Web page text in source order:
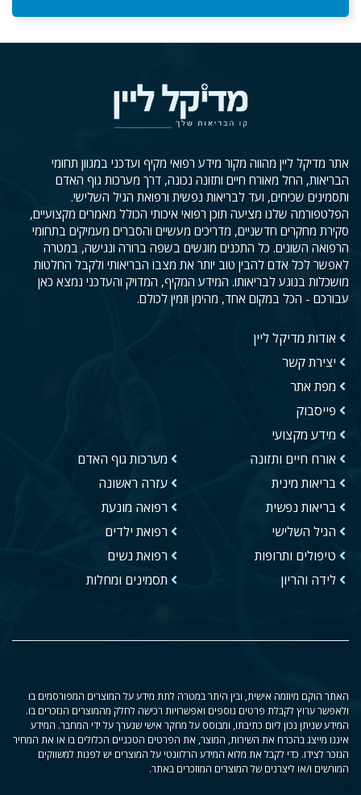
אתר מדיקל ליין מהווה מקור מידע רפואי מקיף ועדכני במגוון תחומי
הבריאות, החל מאורח חיים ותזונה נכונה, דרך מערכות גוף האדם
ותסמינים שכיחים, ועד לבריאות נפשית ורפואת הגיל השלישי.
הפלטפורמה שלנו מציעה תוכן רפואי איכותי הכולל מאמרים מקצועיים,
סקירת מחקרים חדשניים, מדריכים מעשיים והסברים מעמיקים בתחומי
הרפואה השונים. כל התכנים מוגשים בשפה ברורה ונגישה, במטרה
לאפשר לכל אדם להבין טוב יותר את מצבו הבריאותי ולקבל החלטות
מושכלות בנוגע לבריאותו. המידע המקיף, המדויק והעדכני נמצא כאן
עבורכם - הכל במקום אחד, מהימן וזמין לכולם.
אודות מדיקל ליין
יצירת קשר
מפת אתר
פייסבוק
מידע מקצועי
אורח חיים ותזונה
בריאות מינית
בריאות נפשית
הגיל השלישי
טיפולים ותרופות
לידה והריון
מערכות גוף האדם
עזרה ראשונה
רפואה מונעת
רפואת ילדים
רפואת נשים
תסמינים ומחלות
האתר הוקם מיוזמה אישית, ובין היתר במטרה לתת מידע על המוצרים המפורסמים בו
ולאפשר ערוץ לקבלת פרטים נוספים ואפשרויות רכישה לחלק מהמוצרים הנזכרים בו.
המידע שניתן נכון ליום כתיבתו, ומבוסס על מחקר אישי שנערך על ידי המחבר. המידע
איננו מייצג בהכרח את השירות, המוצר, את הפרטים הטכניים הכלולים בו או את המחיר
הנזכר לצידו. כדי לקבל את מלוא המידע הרלוונטי על המוצרים יש לפנות למשווקים
המורשים ו/או ליצרנים של המוצרים המוזכרים באתר.